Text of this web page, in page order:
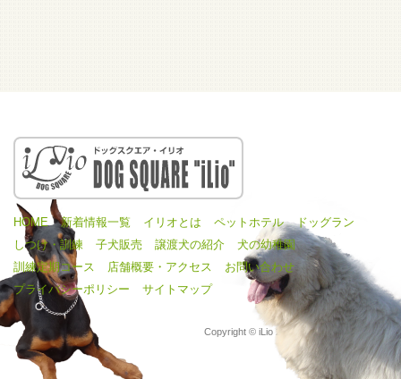
HOME 新着情報一覧 イリオとは ペットホテル
ドッグラン
しつけ・訓練
子犬販売 譲渡犬の紹介
犬の幼稚園
訓練定期コース
店舗概要・アクセス
お問い合わせ
プライバシーポリシー
サイトマップ
Copyright © iLio 2016 All Rights Reserved.